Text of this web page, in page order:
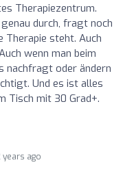
Therapiezentrum.
durch, fragt noch
Therapie steht. Auch
wenn man beim
nachfragt oder ändern
Und es ist alles
Tisch mit 30 Grad+.
years ago